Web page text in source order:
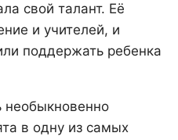
свой талант. Её
и учителей, и
поддержать ребенка
в одну из самых